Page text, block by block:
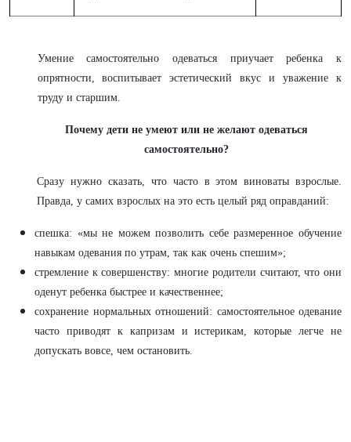
Умение самостоятельно одеваться приучает ребенка к
опрятности, воспитывает эстетический вкус и уважение к
труду и старшим.
Почему дети не умеют или не желают одеваться
самостоятельно?
Сразу нужно сказать, что часто в этом виноваты взрослые.
Правда, у самих взрослых на это есть целый ряд оправданий:
спешка: «мы не можем позволить себе размеренное обучение
навыкам одевания по утрам, так как очень спешим»;
стремление к совершенству: многие родители считают, что они
оденут ребенка быстрее и качественнее;
сохранение нормальных отношений: самостоятельное одевание
часто приводят к капризам и истерикам, которые легче не
допускать вовсе, чем остановить.